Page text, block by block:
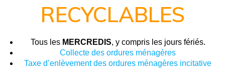
RECYCLABLES
Tous les MERCREDIS, y compris les jours fériés.
Collecte des ordures ménagères
Taxe d’enlèvement des ordures ménagères incitative